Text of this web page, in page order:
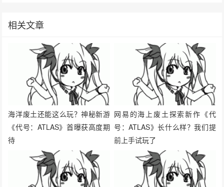
海洋废土还能这么玩？神秘新游
《代号：ATLAS》首曝获高度期
网易的海上废土探索新作《代
号：ATLAS》长什么样？我们提
前上手试玩了